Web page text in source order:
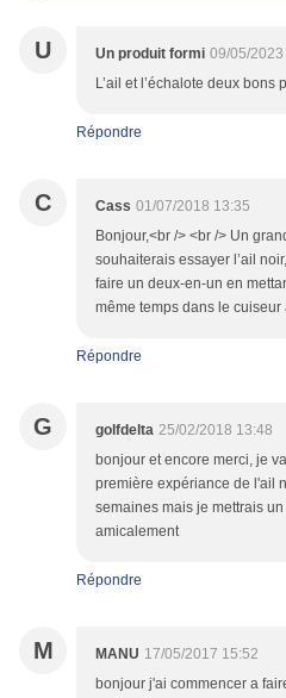
U Un produit formi 09/05/2023
L’ail et l’échalote deux bons
Répondre
C Cass 01/07/2018 13:35
Bonjour,<br /> <br /> Un
souhaiterais essayer l’ail
faire un deux-en-un en
même temps dans le cuiseur
Répondre
G golfdelta 25/02/2018 13:48
bonjour et encore merci, je
première expériance de l'ail
semaines mais je mettrais
amicalement
Répondre
M MANU 17/05/2017 15:52
bonjour j'ai commencer a